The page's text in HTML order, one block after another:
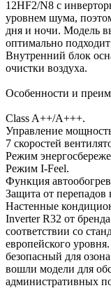
12HF2/N8 с
уровнем шума,
дня и ночи. Модель
оптимально
Внутренний блок
очистки воздуха.
Особенности и
Class A++/A+++.
Управление
7 скоростей
Режим
Режим I-Feel.
Функция
Защита от перепадов
Настенные
Іnverter R32 от
соответствии со
европейского
безопасный для
вошли модели для
административных